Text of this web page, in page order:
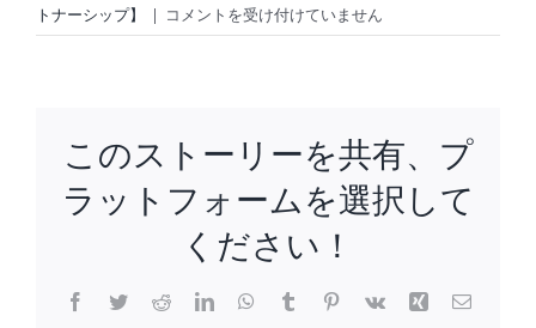
トナーシップ】
| 幸
せ
れ
コメントを受け付けていません
このストーリーを共有、プ
ラットフォームを選択して
ください！
Facebook
TwitterRedditLinkedInWhatsApp
TumblrPinterest
Vk Xing 電